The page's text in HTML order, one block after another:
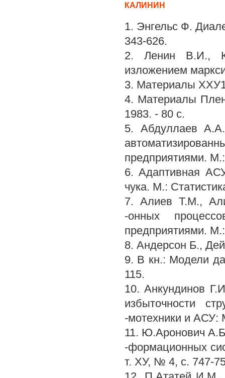
КАЛИНИН
1. Энгельс Ф.
343-626.
2. Ленин В.И.,
изложением
3. Материалы
4. Материалы
1983. - 80 с.
5. Абдуллаев
предприятиями.
6. Адаптивная
чука. М.:
7. Алиев Т.М.,
-онных
предприятиями.
8. Андерсон Б.,
9. В кн.: Модели
115.
10. Анкундинов
избыточности
-мотехники и АСУ:
11. Ю.Аронович
-формационных
т. ХУ, № 4, с. 747-